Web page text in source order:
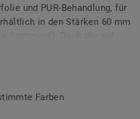
und PUR-Behandlung, für
in den Stärken 60 mm
Farben sorgen Sie für
Farben